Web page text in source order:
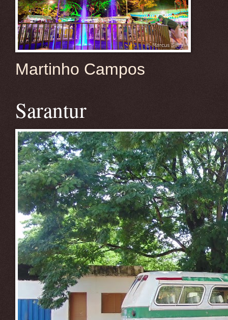
Martinho Campos
Sarantur